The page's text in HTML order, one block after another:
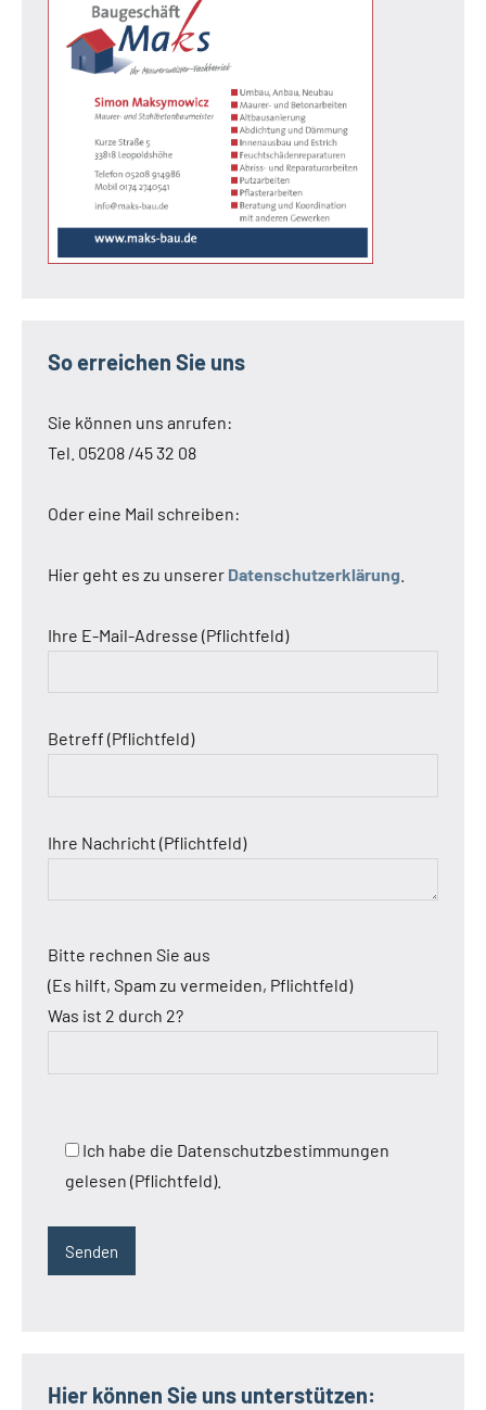
So erreichen Sie uns
Sie können uns anrufen:
Tel. 05208 /45 32 08
Oder eine Mail schreiben:
Hier geht es zu unserer Datenschutzerklärung
Ihre E-Mail-Adresse (Pflichtfeld)
Betreff (Pflichtfeld)
Ihre Nachricht (Pflichtfeld)
Bitte rechnen Sie aus
(Es hilft, Spam zu vermeiden, Pflichtfeld)
Was ist 2 durch 2?
Ich habe die Datenschutzbestimmungen
gelesen (Pflichtfeld).
Hier können Sie uns unterstützen: